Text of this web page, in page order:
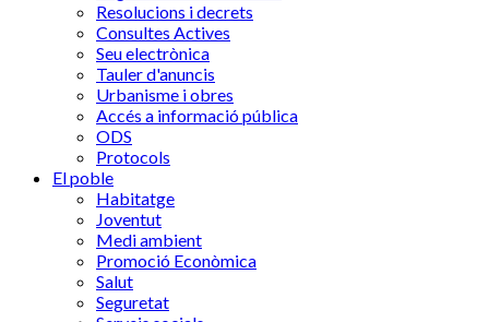
Resolucions i decrets
Consultes Actives
Seu electrònica
Tauler d'anuncis
Urbanisme i obres
Accés a informació pública
ODS
Protocols
El poble
Habitatge
Joventut
Medi ambient
Promoció Econòmica
Salut
Seguretat